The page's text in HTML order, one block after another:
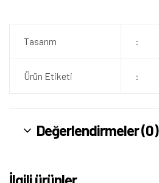
Tasarım :
Ürün Etiketi :
Değerlendirmeler (0)